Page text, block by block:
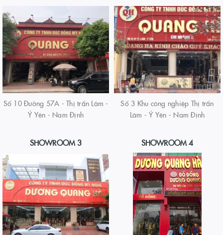
Số 10 Đường 57A - Thị trấn Lâm -
Ý Yên - Nam Định
Số 3 Khu công nghiệp Thị trấn
Lâm - Ý Yên - Nam Định
SHOWROOM 3 SHOWROOM 4